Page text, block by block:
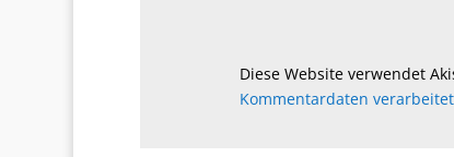
Diese Website verwendet
Kommentardaten